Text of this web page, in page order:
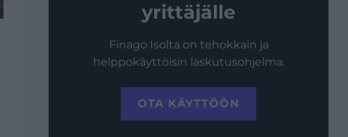
yrittäjälle
Finago Isolta on tehokkain ja
helppokäyttöisin laskutusohjelma.
OTA KÄYTTÖÖN